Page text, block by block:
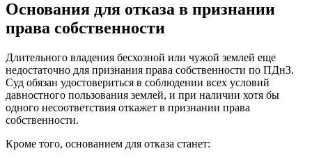
Основания для отказа в признании
права собственности
Длительного владения бесхозной или чужой землей еще
недостаточно для признания права собственности по ПДнЗ.
Суд обязан удостовериться в соблюдении всех условий
давностного пользования землей, и при наличии хотя бы
одного несоответствия откажет в признании права
собственности.
Кроме того, основанием для отказа станет: